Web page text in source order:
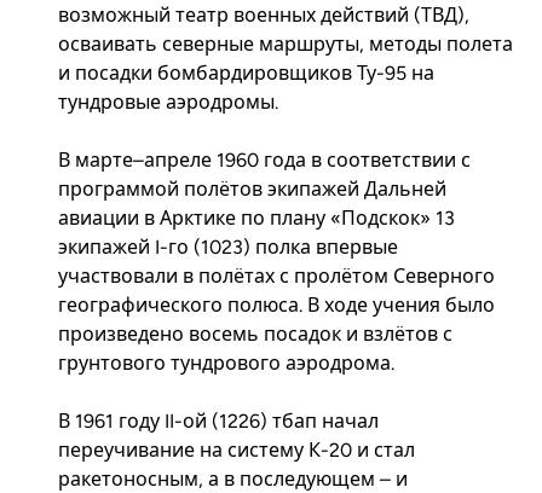
возможный театр военных действий (ТВД),
осваивать северные маршруты, методы полета
и посадки бомбардировщиков Ту-95 на
тундровые аэродромы.
В марте–апреле 1960 года в соответствии с
программой полётов экипажей Дальней
авиации в Арктике по плану «Подскок» 13
экипажей I-го (1023) полка впервые
участвовали в полётах с пролётом Северного
географического полюса. В ходе учения было
произведено восемь посадок и взлётов с
грунтового тундрового аэродрома.
В 1961 году II-ой (1226) тбап начал
переучивание на систему К-20 и стал
ракетоносным, а в последующем – и